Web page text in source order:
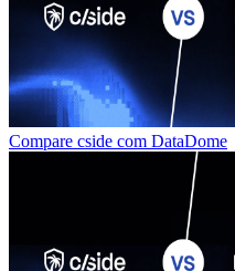
Compare cside com DataDome